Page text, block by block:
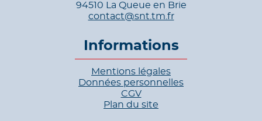
94510 La Queue en Brie
contact@snt.tm.fr
Informations
Mentions légales
Données personnelles
CGV
Plan du site